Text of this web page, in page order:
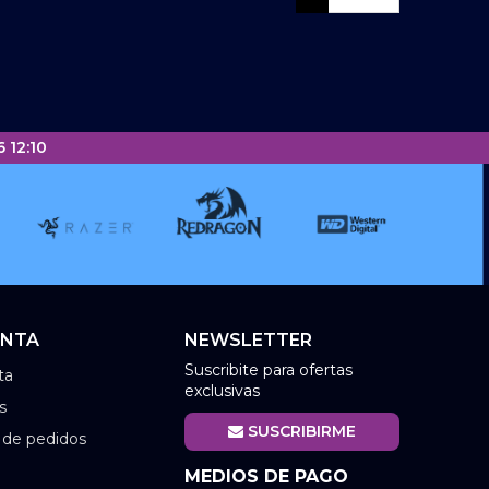
pedidos
NEWSLETTER
Suscribite para ofertas
exclusivas
SUSCRIBIRME
MEDIOS DE PAGO